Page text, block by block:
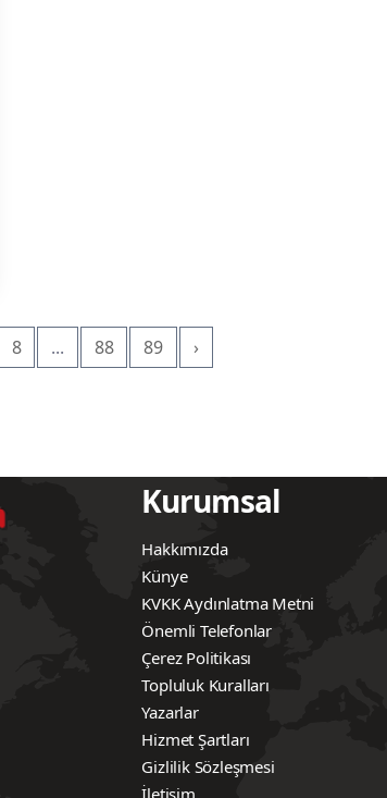
8 ... 88 89 ›
Kurumsal
Hakkımızda
Künye
KVKK Aydınlatma Metni
Önemli Telefonlar
Çerez Politikası
Topluluk Kuralları
Yazarlar
Hizmet Şartları
Gizlilik Sözleşmesi
İletişim